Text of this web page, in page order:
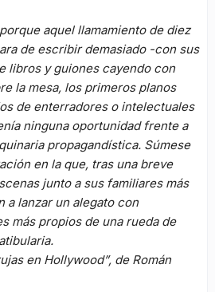
aquel llamamiento de diez
de escribir demasiado -con sus
libros y guiones cayendo con
la mesa, los primeros planos
de enterradores o intelectuales
ninguna oportunidad frente a
propagandística. Súmese
en la que, tras una breve
junto a sus familiares más
a lanzar un alegato con
más propios de una rueda de
en Hollywood”, de Román